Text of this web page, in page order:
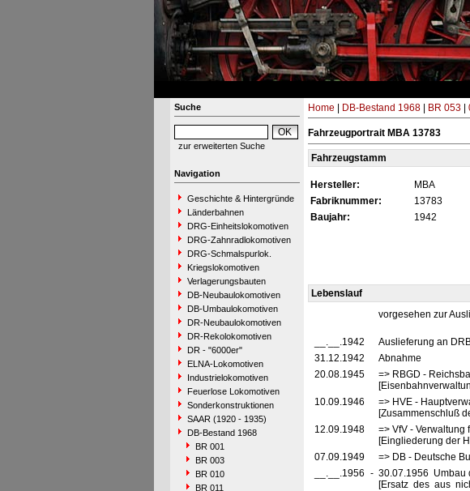
Suche
zur erweiterten Suche
Navigation
Geschichte & Hintergründe
Länderbahnen
DRG-Einheitslokomotiven
DRG-Zahnradlokomotiven
DRG-Schmalspurlok.
Kriegslokomotiven
Verlagerungsbauten
DB-Neubaulokomotiven
DB-Umbaulokomotiven
DR-Neubaulokomotiven
DR-Rekolokomotiven
DR - "6000er"
ELNA-Lokomotiven
Industrielokomotiven
Feuerlose Lokomotiven
Sonderkonstruktionen
SAAR (1920 - 1935)
DB-Bestand 1968
BR 001
BR 003
BR 010
BR 011
Home DB-Bestand 1968| BR 053|
Fahrzeugportrait MBA 13783
Fahrzeugstamm
Hersteller: MBA
Fabriknummer:
13783
Baujahr:
1942
Lebenslauf
vorgesehen zur
__.__.1942
Auslieferung an
31.12.1942
Abnahme
20.08.1945
=> RBGD -
10.09.1946
=> HVE -
[Zusammenschluß
12.09.1948
=> VfV -
[Eingliederung der
07.09.1949
=> DB - Deutsche
__.__.1956 - 30.07.1956 Umbau
[Ersatz des aus